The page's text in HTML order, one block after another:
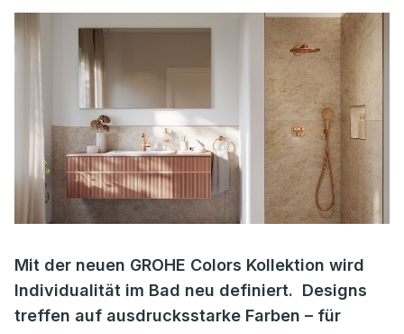
Mit der neuen GROHE Colors Kollektion wird
Individualität im Bad neu definiert. Designs
treffen auf ausdrucksstarke Farben – für